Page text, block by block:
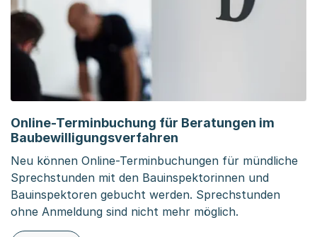
Online-Terminbuchung für Beratungen im
Baubewilligungsverfahren
Neu können Online-Terminbuchungen für mündliche
Sprechstunden mit den Bauinspektorinnen und
Bauinspektoren gebucht werden. Sprechstunden
ohne Anmeldung sind nicht mehr möglich.